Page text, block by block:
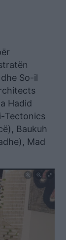
So-il
Hadid
Tectonics
Baukuh
Mad